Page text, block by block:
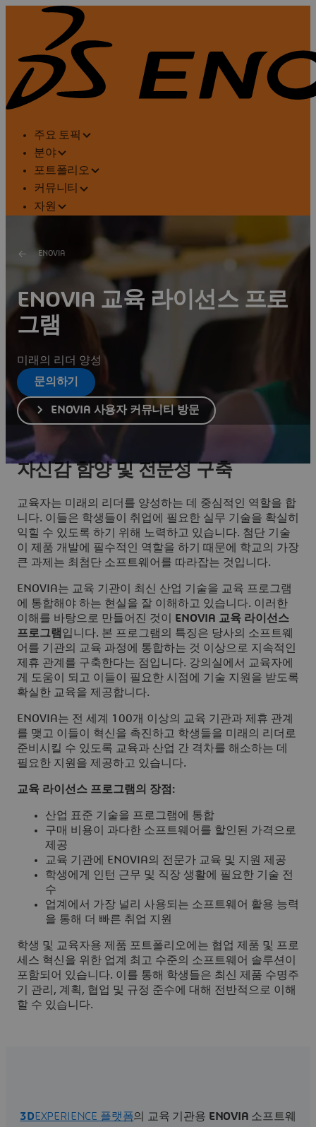
주요 토픽
분야
포트폴리오
커뮤니티
자원
ENOVIA
ENOVIA 교육 라이선스 프로
그램
미래의 리더 양성
문의하기
ENOVIA 사용자 커뮤니티 방문
자신감 함양 및 전문성 구축
교육자는 미래의 리더를 양성하는 데 중심적인 역할을 합
니다. 이들은 학생들이 취업에 필요한 실무 기술을 확실히
익힐 수 있도록 하기 위해 노력하고 있습니다. 첨단 기술
이 제품 개발에 필수적인 역할을 하기 때문에 학교의 가장
큰 과제는 최첨단 소프트웨어를 따라잡는 것입니다.
ENOVIA는 교육 기관이 최신 산업 기술을 교육 프로그램
에 통합해야 하는 현실을 잘 이해하고 있습니다. 이러한
이해를 바탕으로 만들어진 것이 ENOVIA 교육 라이선스
프로그램 입니다. 본 프로그램의 특징은 당사의 소프트웨
어를 기관의 교육 과정에 통합하는 것 이상으로 지속적인
제휴 관계를 구축한다는 점입니다. 강의실에서 교육자에
게 도움이 되고 이들이 필요한 시점에 기술 지원을 받도록
확실한 교육을 제공합니다.
ENOVIA는 전 세계 100개 이상의 교육 기관과 제휴 관계
를 맺고 이들이 혁신을 촉진하고 학생들을 미래의 리더로
준비시킬 수 있도록 교육과 산업 간 격차를 해소하는 데
필요한 지원을 제공하고 있습니다.
교육 라이선스 프로그램의 장점:
산업 표준 기술을 프로그램에 통합
구매 비용이 과다한 소프트웨어를 할인된 가격으로
제공
교육 기관에 ENOVIA의 전문가 교육 및 지원 제공
학생에게 인턴 근무 및 직장 생활에 필요한 기술 전
수
업계에서 가장 널리 사용되는 소프트웨어 활용 능력
을 통해 더 빠른 취업 지원
학생 및 교육자용 제품 포트폴리오에는 협업 제품 및 프로
세스 혁신을 위한 업계 최고 수준의 소프트웨어 솔루션이
포함되어 있습니다. 이를 통해 학생들은 최신 제품 수명주
기 관리, 계획, 협업 및 규정 준수에 대해 전반적으로 이해
할 수 있습니다.
3DEXPERIENCE 플랫폼의 교육 기관용 ENOVIA 소프트웨